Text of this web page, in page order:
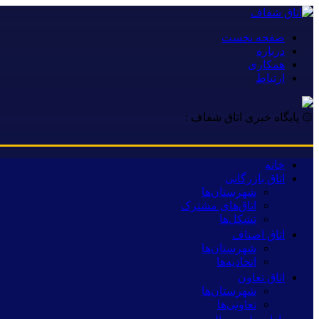
صفحه نخست
درباره
همکاری
ارتباط
۞ پایگاه خبری اتاق شفاف :
خانه
اتاق بازرگانی
شهرستان‌ها
اتاق‌های مشترک
تشکل‌ها
اتاق اصناف
شهرستان‌ها
اتحادیه‌ها
اتاق تعاون
شهرستان‌ها
تعاونی‌ها